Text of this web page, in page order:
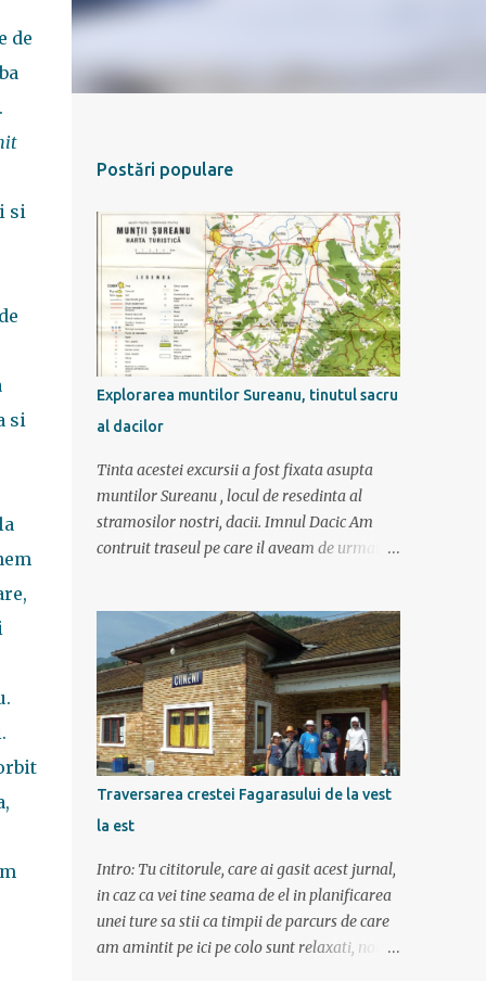
de
si
si
Postări populare
Explorarea muntilor Sureanu, tinutul sacru
al dacilor
Tinta acestei excursii a fost fixata asupta
muntilor Sureanu , locul de resedinta al
stramosilor nostri, dacii. Imnul Dacic Am
contruit traseul pe care il aveam de urmat
zile ca doar de aia e vacanta. Am plecat
sambata 30 iulie pe ruta Pitesti, Rm. Valcea,
Novaci, Ranca, Sebes, Orastie. Si cum se
putea sa plecam decat cu masina dacilor, ce-
i drept restilizata si imbunatatita, denumita
acum Dacia Logan. Ne-am inarmat cu 3-4
harti si cu un plan bine documentat de vreo
15 pagini (cine il vrea sa ridice mana sus). Am
inghesuit cu greu rucsacii, corturile, sacii de
dormit si mancarea in masina.
Traversarea crestei Fagarasului de la vest
la est
Intro: Tu cititorule, care ai gasit acest jurnal,
in caz ca vei tine seama de el in planificarea
unei ture sa stii ca timpii de parcurs de care
am amintit pe ici pe colo sunt relaxati, noi